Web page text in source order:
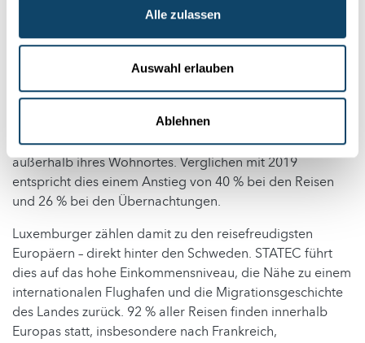
Alle zulassen
Auswahl erlauben
Ablehnen
COVID-19 / Tourismus / Gesellschaft
Nach dem Reiseboom der post-Pandemie Jahren hat sich
das Reiseverhalten der Luxemburger Bevölkerung
unternahmen die Einwohner des Großherzogtums im
Jahr 2024 rund 3,2 Millionen touristische Reisen. Sie
verbrachten insgesamt 22 Millionen Übernachtungen
außerhalb ihres Wohnortes. Verglichen mit 2019
entspricht dies einem Anstieg von 40 % bei den Reisen
und 26 % bei den Übernachtungen.
Luxemburger zählen damit zu den reisefreudigsten
Europäern – direkt hinter den Schweden. STATEC führt
dies auf das hohe Einkommensniveau, die Nähe zu einem
internationalen Flughafen und die Migrationsgeschichte
des Landes zurück. 92 % aller Reisen finden innerhalb
Europas statt, insbesondere nach Frankreich,